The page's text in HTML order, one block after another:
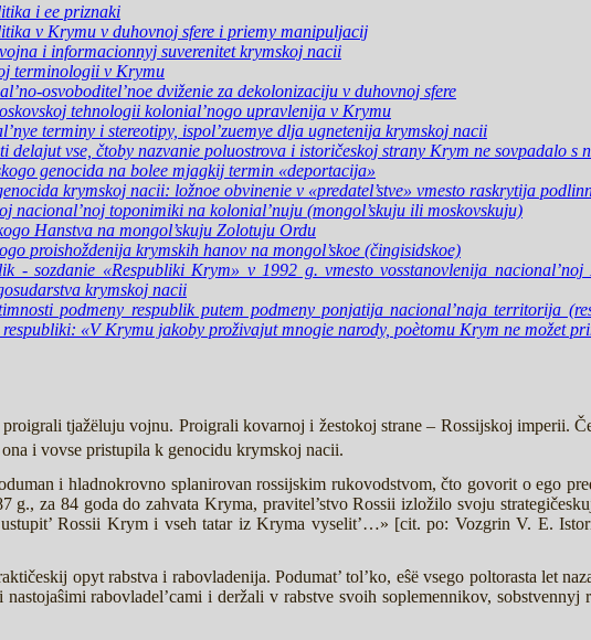
i ee priznaki
v Krymu v duhovnoj sfere i priemy manipuljacij
i informacionnyj suverenitet krymskoj nacii
terminologii v Krymu
osvoboditel’noe dviženie za dekolonizaciju v duhovnoj sfere
tehnologii kolonial’nogo upravlenija v Krymu
terminy i stereotipy, ispol’zuemye dlja ugnetenija krymskoj nacii
delajut vse, čtoby nazvanie poluostrova i istoričeskoj strany Krym ne sovpadalo s
genocida na bolee mjagkij termin «deportacija»
krymskoj nacii: ložnoe obvinenie v «predatel’stve» vmesto raskrytija
nacional’noj toponimiki na kolonial’nuju (mongol’skuju ili moskovskuju)
Hanstva na mongol’skuju Zolotuju Ordu
proishoždenija krymskih hanov na mongol’skoe (čingisidskoe)
- sozdanie «Respubliki Krym» v 1992 g. vmesto vosstanovlenija
krymskoj nacii
podmeny respublik putem podmeny ponjatija nacional’naja territorija
«V Krymu jakoby proživajut mnogie narody, poètomu Krym ne možet
tjažëluju vojnu. Proigrali kovarnoj i žestokoj strane – Rossijskoj imperii.
i vovse pristupila k genocidu krymskoj nacii.
i hladnokrovno splanirovan rossijskim rukovodstvom, čto govorit o ego
g., za 84 goda do zahvata Kryma, pravitel’stvo Rossii izložilo svoju
Rossii Krym i vseh tatar iz Kryma vyselit’…» [cit. po: Vozgrin V. E.
opyt rabstva i rabovladenija. Podumat’ tol’ko, eŝë vsego poltorasta let
rabovladel’cami i deržali v rabstve svoih soplemennikov, sobstvennyj